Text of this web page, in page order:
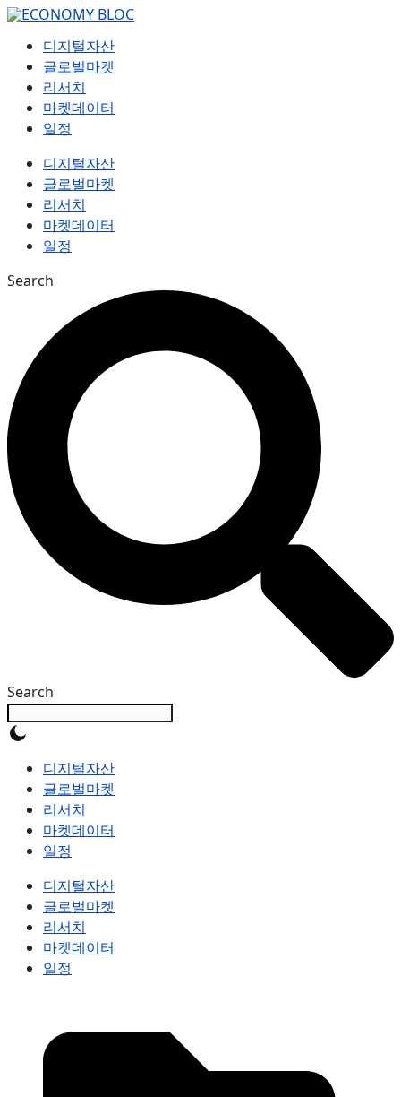
컨
디지털자산
글로벌마켓
리서치
마켓데이터
일정
디지털자산
글로벌마켓
리서치
마켓데이터
일정
Search
Search
디지털자산
글로벌마켓
리서치
마켓데이터
일정
디지털자산
글로벌마켓
리서치
마켓데이터
일정